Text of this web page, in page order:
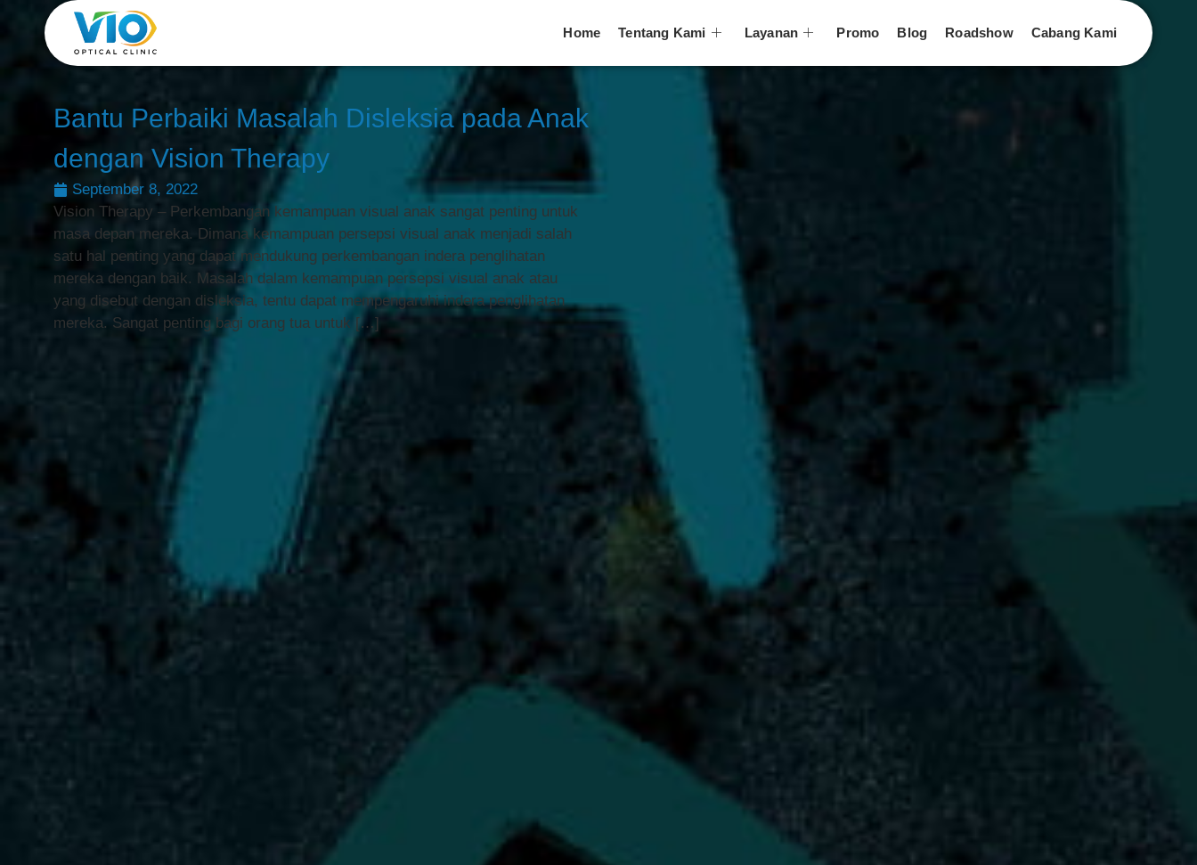
Home Tentang Kami Layanan Promo Blog Roadshow Cabang Kami
Bantu Perbaiki Masalah Disleksia pada Anak
dengan Vision Therapy
September 8, 2022
Vision Therapy – Perkembangan kemampuan visual anak sangat penting untuk
masa depan mereka. Dimana kemampuan persepsi visual anak menjadi salah
satu hal penting yang dapat mendukung perkembangan indera penglihatan
mereka dengan baik. Masalah dalam kemampuan persepsi visual anak atau
yang disebut dengan disleksia, tentu dapat mempengaruhi indera penglihatan
mereka. Sangat penting bagi orang tua untuk […]